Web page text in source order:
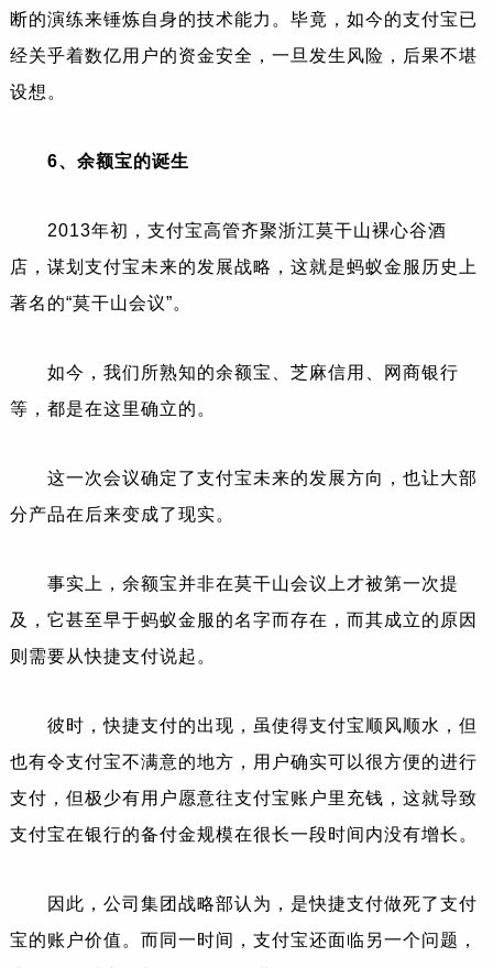
断的演练来锤炼自身的技术能力。毕竟，如今的支付宝已
经关乎着数亿用户的资金安全，一旦发生风险，后果不堪
设想。
6、余额宝的诞生
2013年初，支付宝高管齐聚浙江莫干山裸心谷酒
店，谋划支付宝未来的发展战略，这就是蚂蚁金服历史上
著名的“莫干山会议”。
如今，我们所熟知的余额宝、芝麻信用、网商银行
等，都是在这里确立的。
这一次会议确定了支付宝未来的发展方向，也让大部
分产品在后来变成了现实。
事实上，余额宝并非在莫干山会议上才被第一次提
及，它甚至早于蚂蚁金服的名字而存在，而其成立的原因
则需要从快捷支付说起。
彼时，快捷支付的出现，虽使得支付宝顺风顺水，但
也有令支付宝不满意的地方，用户确实可以很方便的进行
支付，但极少有用户愿意往支付宝账户里充钱，这就导致
支付宝在银行的备付金规模在很长一段时间内没有增长。
因此，公司集团战略部认为，是快捷支付做死了支付
宝的账户价值。而同一时间，支付宝还面临另一个问题，